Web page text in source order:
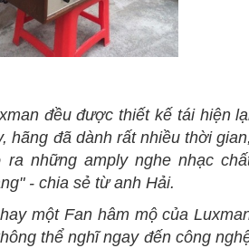
đều được thiết kế tái hiện
hãng đã dành rất nhiều thời gian,
những amply nghe nhạc
- chia sẻ từ anh Hải.
một Fan hâm mộ của
thể nghĩ ngay đến công